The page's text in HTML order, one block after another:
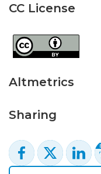
CC License
Altmetrics
Sharing